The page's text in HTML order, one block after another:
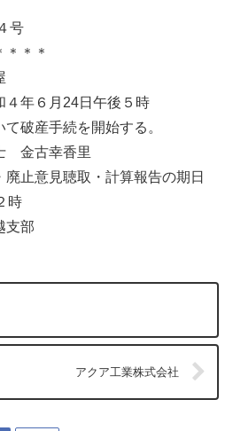
号
＊＊
年６月24日午後５時
破産手続を開始する。
金古幸香里
止意見聴取・計算報告の期日
時
支部
アクア工業株式会社